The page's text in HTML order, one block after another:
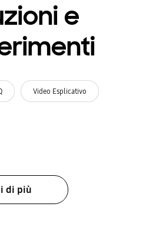
e
Video Esplicativo
di più